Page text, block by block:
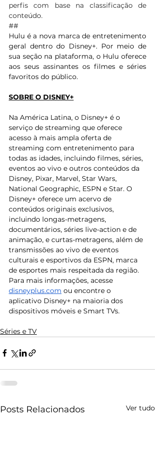
perfis com base na classificação de
conteúdo.
##
Hulu é a nova marca de entretenimento
geral dentro do Disney+. Por meio de
sua seção na plataforma, o Hulu oferece
aos seus assinantes os filmes e séries
favoritos do público.
SOBRE O DISNEY+
Na América Latina, o Disney+ é o
serviço de streaming que oferece
acesso à mais ampla oferta de
streaming com entretenimento para
todas as idades, incluindo filmes, séries,
eventos ao vivo e outros conteúdos da
Disney, Pixar, Marvel, Star Wars,
National Geographic, ESPN e Star. O
Disney+ oferece um acervo de
conteúdos originais exclusivos,
incluindo longas-metragens,
documentários, séries live-action e de
animação, e curtas-metragens, além de
transmissões ao vivo de eventos
culturais e esportivos da ESPN, marca
de esportes mais respeitada da região.
Para mais informações, acesse
disneyplus.com ou encontre o
aplicativo Disney+ na maioria dos
dispositivos móveis e Smart TVs.
Séries e TV
Posts Relacionados Ver tudo